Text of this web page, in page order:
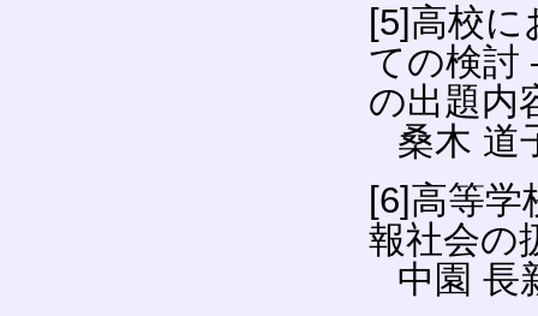
[5]高校
ての検討
の出題内
桑木 道
[6]高等学
報社会の
中園 長